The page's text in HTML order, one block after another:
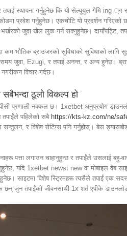
तपाईं स्थापना गर्नुहुनेछ कि यो सेल्युयुल गेमि ing ्ग
प्रवेश गर्नुहुनेछ। एकचोटि यो प्रदर्शन
भर्खरको जुवा खेल लुक गर्न सक्नुहुनेछ।
भौतिक ब्राउजरको सुविधाको सुविधाको लागि
समय जुवा, Ezugi, र तपाईं अनन्त, र अन्य
विचार गर्दछ।
ठूलो विकल्प हो
प्रणाली नक्कल छ। 1xetbet अनुप्रयोग
तपाईंले पहिलेको सबै https://kts-kz.com/ne/
र विशेष सेटिंग्स पनि गर्नुहोस्। बेस
पत्ता लगाउन चाहानुहुन्छ र तपाईंले उसलाई बहु-
यदि 1xetbet newst new वा मोबाइल वेब
साइटमा विशेष स्ट्रिमहरू त्यसैले तपाईं एक
जुन तपाईंको जीवनसाथी 1x शर्त एपीके